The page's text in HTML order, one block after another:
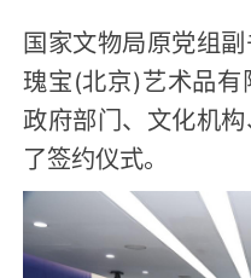
国家文物局原党组
瑰宝(北京)艺术品
政府部门、文化机
了签约仪式。